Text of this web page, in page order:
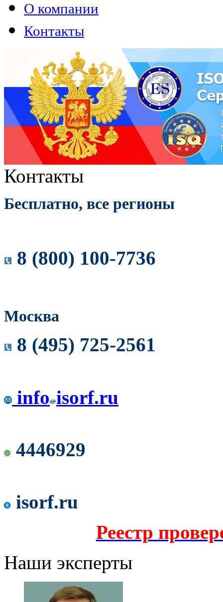
О компании
Контакты
Контакты
Бесплатно, все регионы
8 (800) 100-7736
Москва
8 (495) 725-2561
info isorf.ru
4446929
isorf.ru
Реестр
Наши эксперты